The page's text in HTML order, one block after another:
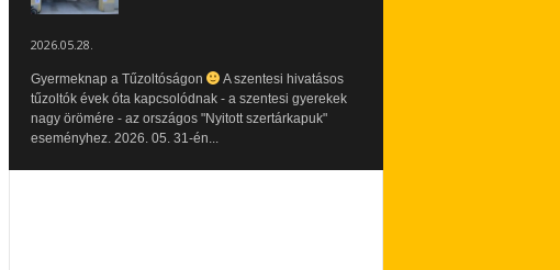
2026.05.28.
Gyermeknap a Tűzoltóságon
A szentesi hivatásos
tűzoltók évek óta kapcsolódnak - a szentesi gyerekek
nagy örömére - az országos "Nyitott szertárkapuk"
eseményhez. 2026. 05. 31-én...